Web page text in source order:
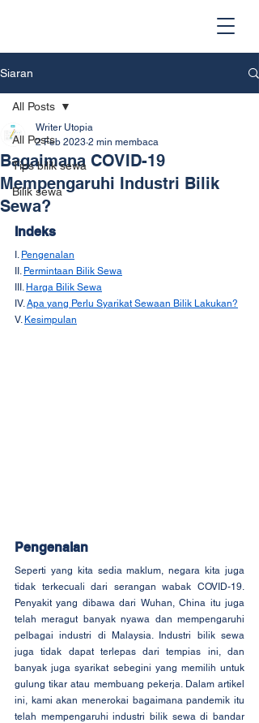
Siaran
All Posts
Tips bilik sewa
Bilik sewa
All Posts
Bagaimana COVID-19
Mempengaruhi Industri Bilik
Sewa?
Writer Utopia
2 Feb 2023 2 min membaca
Indeks
I. Pengenalan
II. Permintaan Bilik Sewa
III. Harga Bilik Sewa
IV. Apa yang Perlu Syarikat Sewaan Bilik Lakukan?
V. Kesimpulan
Pengenalan
Seperti yang kita sedia maklum, negara kita juga
tidak terkecuali dari serangan wabak COVID-19.
Penyakit yang dibawa dari Wuhan, China itu juga
telah meragut banyak nyawa dan mempengaruhi
pelbagai industri di Malaysia. Industri bilik sewa
juga tidak dapat terlepas dari tempias ini, dan
banyak juga syarikat sebegini yang memilih untuk
gulung tikar atau membuang pekerja. Dalam artikel
ini, kami akan menerokai bagaimana pandemik itu
telah mempengaruhi industri bilik sewa di bandar